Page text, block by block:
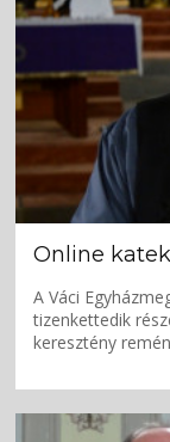
Online
A Váci
tizenkettedik
keresztény